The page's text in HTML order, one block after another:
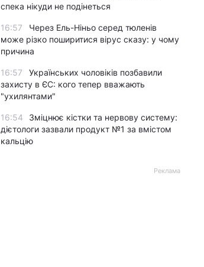
спека нікуди не подінеться
16:57
Через Ель-Ніньо серед тюленів
може різко поширитися вірус сказу: у чому
причина
16:57
Українських чоловіків позбавили
захисту в ЄС: кого тепер вважають
"ухилянтами"
16:54
Зміцнює кістки та нервову систему:
дієтологи зазвали продукт №1 за вмістом
кальцію
Реклама